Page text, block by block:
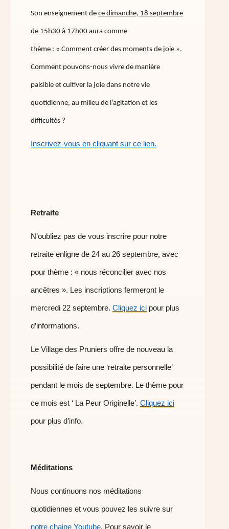
Son enseignement de ce dimanche, 18 septembre
de 15h30 à 17h00 aura comme
thème : « Comment créer des moments de joie ».
Comment pouvons-nous vivre de manière
paisible et cultiver la joie dans notre vie
quotidienne, au milieu de l’agitation et les
difficultés ?
Inscrivez-vous en cliquant sur ce lien.
Retraite
N’oubliez pas de vous inscrire pour notre
retraite enligne de 24 au 26 septembre, avec
pour thème : « nous réconcilier avec nos
ancêtres ». Les inscriptions fermeront le
mercredi 22 septembre. Cliquez ici pour plus
d’informations.
Le Village des Pruniers offre de nouveau la
possibilité de faire une ‘retraite personnelle’
pendant le mois de septembre. Le thème pour
ce mois est ‘ La Peur Originelle’. Cliquez ici
pour plus d’info.
Méditations
Nous continuons nos méditations
quotidiennes et vous pouvez les suivre sur
notre chaine Youtube. Pour savoir le